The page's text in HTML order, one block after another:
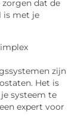
dat de
is met je
zijn
Het is
systeem te
expert voor